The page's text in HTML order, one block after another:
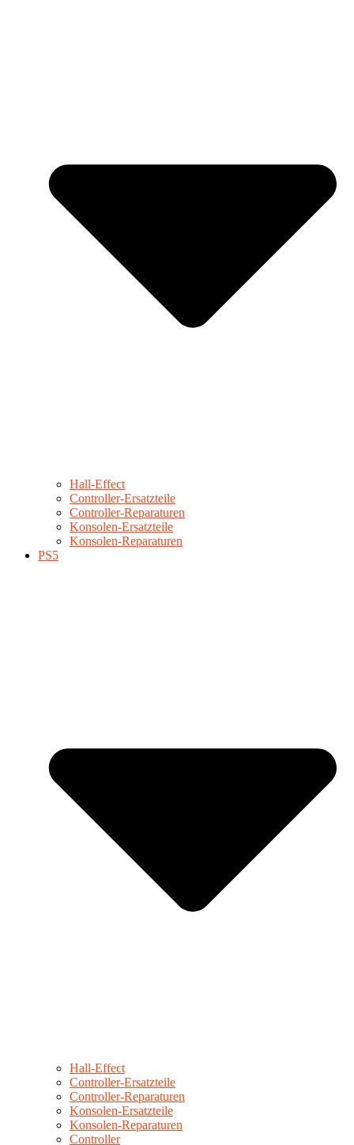
Hall-Effect
Controller-Ersatzteile
Controller-Reparaturen
Konsolen-Ersatzteile
Konsolen-Reparaturen
PS5
Hall-Effect
Controller-Ersatzteile
Controller-Reparaturen
Konsolen-Ersatzteile
Konsolen-Reparaturen
Controller